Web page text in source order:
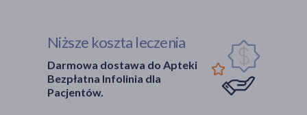
Niższe koszta leczenia
Darmowa dostawa do Apteki
Bezpłatna Infolinia dla
Pacjentów.